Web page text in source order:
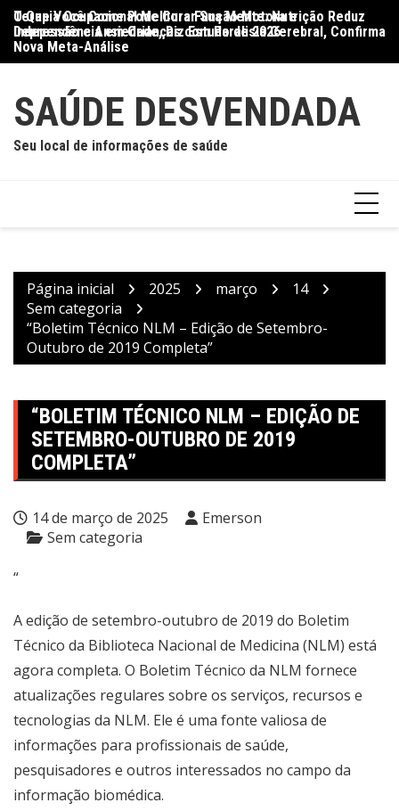
para
conteúdo
O Que Você Come Pode Curar Sua Mente: Nutrição Reduz
Depressão e Ansiedade, Diz Estudo de 2026
Terapia Ocupacional Melhora Função Motora e
Independência em Crianças com Paralisia Cerebral, Confirma
Nova Meta-Análise
SAÚDE DESVENDADA
Seu local de informações de saúde
Página inicial 2025 março
14
Sem categoria
“Boletim Técnico NLM – Edição de Setembro-
Outubro de 2019 Completa”
“BOLETIM TÉCNICO NLM – EDIÇÃO DE
SETEMBRO-OUTUBRO DE 2019
COMPLETA”
14 de março de 2025
Emerson
Sem categoria
“
A edição de setembro-outubro de 2019 do Boletim
Técnico da Biblioteca Nacional de Medicina (NLM) está
agora completa. O Boletim Técnico da NLM fornece
atualizações regulares sobre os serviços, recursos e
tecnologias da NLM. Ele é uma fonte valiosa de
informações para profissionais de saúde,
pesquisadores e outros interessados no campo da
informação biomédica.